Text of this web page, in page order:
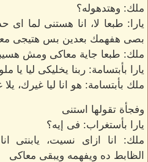
ملك: وهتدهوله؟
يارا: طبعا لا، انا هستنى لما
بصى هفهمك بعدين بس هتيجى
ملك: طبعا جاية معاكى ومش
يارا بأبتسامة: ربنا يخليكى ليا يا
ملك بأبتسامة: هو انا ليا غيرك،
وفجأة تقولها استنى
يارا بأستغراب: فى إيه؟
ملك: انا ازاى نسيت، يابنتى
الظابط ده ويفهمه ويبقى معاكى